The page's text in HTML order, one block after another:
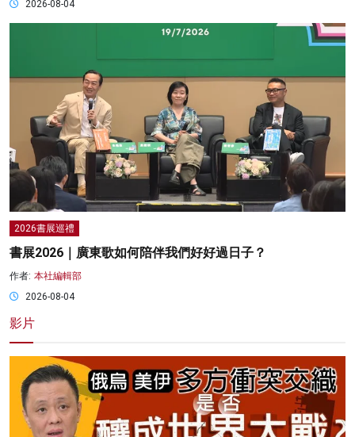
2026-08-04
2026書展巡禮
書展2026｜廣東歌如何陪伴我們好好過日子？
作者: 本社編輯部
2026-08-04
影片